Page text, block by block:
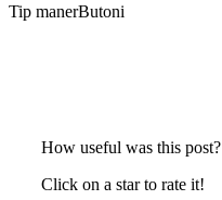
Tip manerButoni
How useful was this post?
Click on a star to rate it!